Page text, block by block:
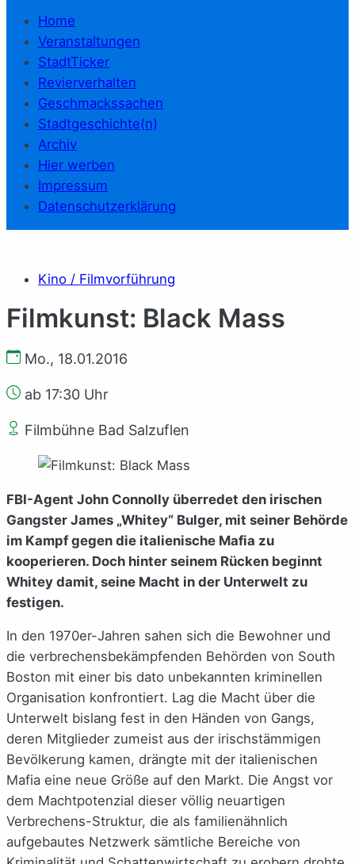
Home
Veranstaltungen
StadtTicker
Revierverhalten
Geschmackssachen
Stadtgeschichte(n)
Archiv
Hier werben
Impressum
Datenschutzerklärung
Kino / Filmvorführung
Filmkunst: Black Mass
Mo., 18.01.2016
ab 17:30 Uhr
Filmbühne Bad Salzuflen
FBI-Agent John Connolly überredet den irischen
Gangster James „Whitey“ Bulger, mit seiner Behörde
im Kampf gegen die italienische Mafia zu
kooperieren. Doch hinter seinem Rücken beginnt
Whitey damit, seine Macht in der Unterwelt zu
festigen.
In den 1970er-Jahren sahen sich die Bewohner und
die verbrechensbekämpfenden Behörden von South
Boston mit einer bis dato unbekannten kriminellen
Organisation konfrontiert. Lag die Macht über die
Unterwelt bislang fest in den Händen von Gangs,
deren Mitglieder zumeist aus der irischstämmigen
Bevölkerung kamen, drängte mit der italienischen
Mafia eine neue Größe auf den Markt. Die Angst vor
dem Machtpotenzial dieser völlig neuartigen
Verbrechens-Struktur, die als familienähnlich
aufgebautes Netzwerk sämtliche Bereiche von